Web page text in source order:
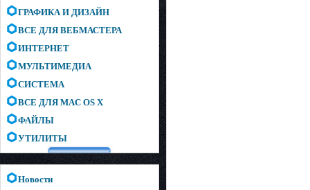
ГРАФИКА И ДИЗАЙН
ВСЕ ДЛЯ ВЕБМАСТЕРА
ИНТЕРНЕТ
МУЛЬТИМЕДИА
СИСТЕМА
ВСЕ ДЛЯ MAC OS X
ФАЙЛЫ
УТИЛИТЫ
Новости